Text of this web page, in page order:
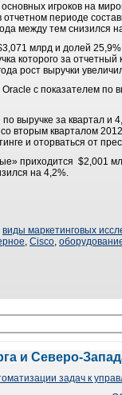
игроков на
периоде
между тем снизился
млрд и долей
которого за
рост выручки
с показателем по
выручке за квартал
вторым кварталом
и оторваться от
приходится $2,001
на 4,2%.
виды маркетинговых
, Cisco,
и Северо-
задач к